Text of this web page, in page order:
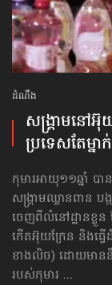
ដំណឹង
សង្គ្រាមនៅ​អ៊ុ
ប្រទេស​តែម្នា
កុមារអាយុ១១ឆ្នាំ បា
សង្គ្រាមឈ្លានពាន
ចេញពីលំនៅដ្ឋានខ្លួន
កើតអ៊ុយក្រែន និងធ្វើ
ខាងលិច) ដោយមាននឹ
របស់កុមារ ...